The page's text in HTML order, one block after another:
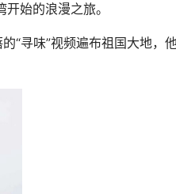
始的浪漫之旅。
“寻味”视频遍布祖国大地，